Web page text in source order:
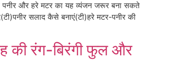
पनीर और हरे मटर का यह व्यंजन जरूर बना सकते
सलाद कैसे बनाएं(टी)हरे मटर-पनीर की
की रंग-बिरंगी फुल और